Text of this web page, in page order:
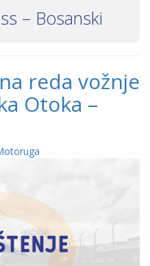
– Bosanski
reda vožnje
Otoka –